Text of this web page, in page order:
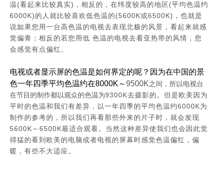
温 (看起来比较真实) ，相反的，在纬度较高的地区 (平均色温约
6000K) 的人就比较喜欢低色温的 (5600K或6500K) ，也就是
说如果您用一台高色温的电视去表现北极的风景，看起来就感
觉偏青；相反的若您用低 色温的电视去看亚热带的风情，您
会感觉有点偏红。
电视或者显示屏的色温是如何界定的呢？因为在中国的景
色一年四季平均色温约在8000K ～9500K之间，所以电视台
在节目的制作都以观众的色温为9300K去摄影的。但是欧美因为
平时的色温和我们有差异，以一年四季的平均色温约6000K为
制作的参考的，所以我们再看那些外来的片子时，就会发现
5600K ～ 6500K最适合观看。当然这种差异使我们也会因此觉
得猛的看到欧美的电脑或者电视的屏幕时感觉色温偏红，偏
暖，有些不大适应。